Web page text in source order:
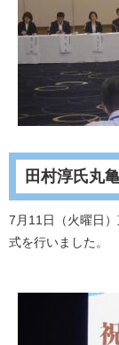
田村淳氏丸
7月11日（火曜日
式を行いました。